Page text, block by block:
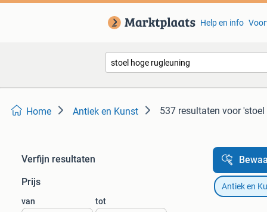
Help en info
Home Antiek en Kunst 537 resultaten voor
Verfijn resultaten
Prijs
van tot
Antiek en